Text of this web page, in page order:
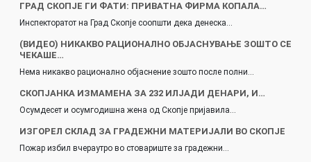
ГРАД СКОПЈЕ ГИ ФАТИ: ПРИВАТНА ФИРМА КОПАЛА…
Инспекторатот на Град Скопје соопшти дека денеска…
(ВИДЕО) НИКАКВО РАЦИОНАЛНО ОБЈАСНУВАЊЕ ЗОШТО СЕ
ЧЕКАШЕ…
Нема никакво рационално објаснение зошто после полни…
СКОПЈАНКА ИЗМАМЕНА ЗА 232 ИЛЈАДИ ДЕНАРИ, И…
Осумдесет и осумгодишна жена од Скопје пријавила…
ИЗГОРЕЛ СКЛАД ЗА ГРАДЕЖНИ МАТЕРИЈАЛИ ВО СКОПЈЕ
Пожар избил вчераутро во стовариште за градежни…